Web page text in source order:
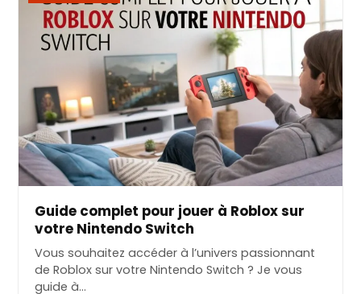
Guide complet pour jouer à Roblox sur
votre Nintendo Switch
Vous souhaitez accéder à l’univers passionnant
de Roblox sur votre Nintendo Switch ? Je vous
guide à…